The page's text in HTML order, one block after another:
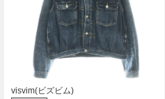
visvim(ビズビム)